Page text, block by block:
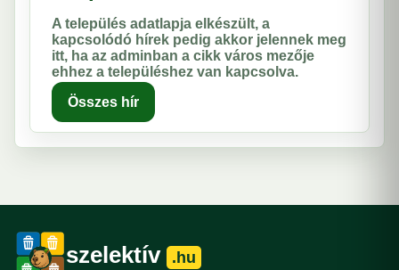
A település adatlapja elkészült, a
kapcsolódó hírek pedig akkor jelennek meg
itt, ha az adminban a cikk város mezője
ehhez a településhez van kapcsolva.
Összes hír
szelektív .hu